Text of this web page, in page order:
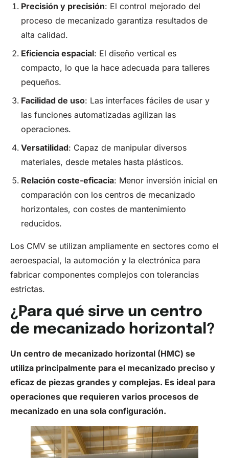
Precisión y precisión: El control mejorado del
proceso de mecanizado garantiza resultados de
alta calidad.
Eficiencia espacial: El diseño vertical es
compacto, lo que la hace adecuada para talleres
pequeños.
Facilidad de uso: Las interfaces fáciles de usar y
las funciones automatizadas agilizan las
operaciones.
Versatilidad: Capaz de manipular diversos
materiales, desde metales hasta plásticos.
Relación coste-eficacia: Menor inversión inicial en
comparación con los centros de mecanizado
horizontales, con costes de mantenimiento
reducidos.
Los CMV se utilizan ampliamente en sectores como el
aeroespacial, la automoción y la electrónica para
fabricar componentes complejos con tolerancias
estrictas.
¿Para qué sirve un centro
de mecanizado horizontal?
Un centro de mecanizado horizontal (HMC) se
utiliza principalmente para el mecanizado preciso y
eficaz de piezas grandes y complejas. Es ideal para
operaciones que requieren varios procesos de
mecanizado en una sola configuración.